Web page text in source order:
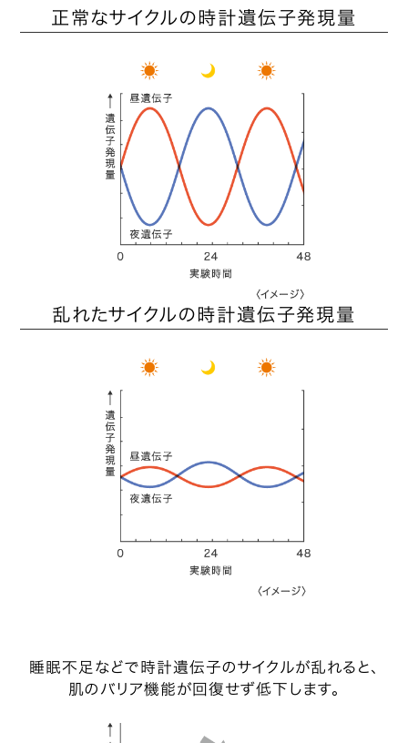
正常なサイクルの時計遺伝子発現量
乱れたサイクルの時計遺伝子発現量
睡眠不足などで時計遺伝子のサイクルが乱れると、
肌のバリア機能が回復せず低下します。